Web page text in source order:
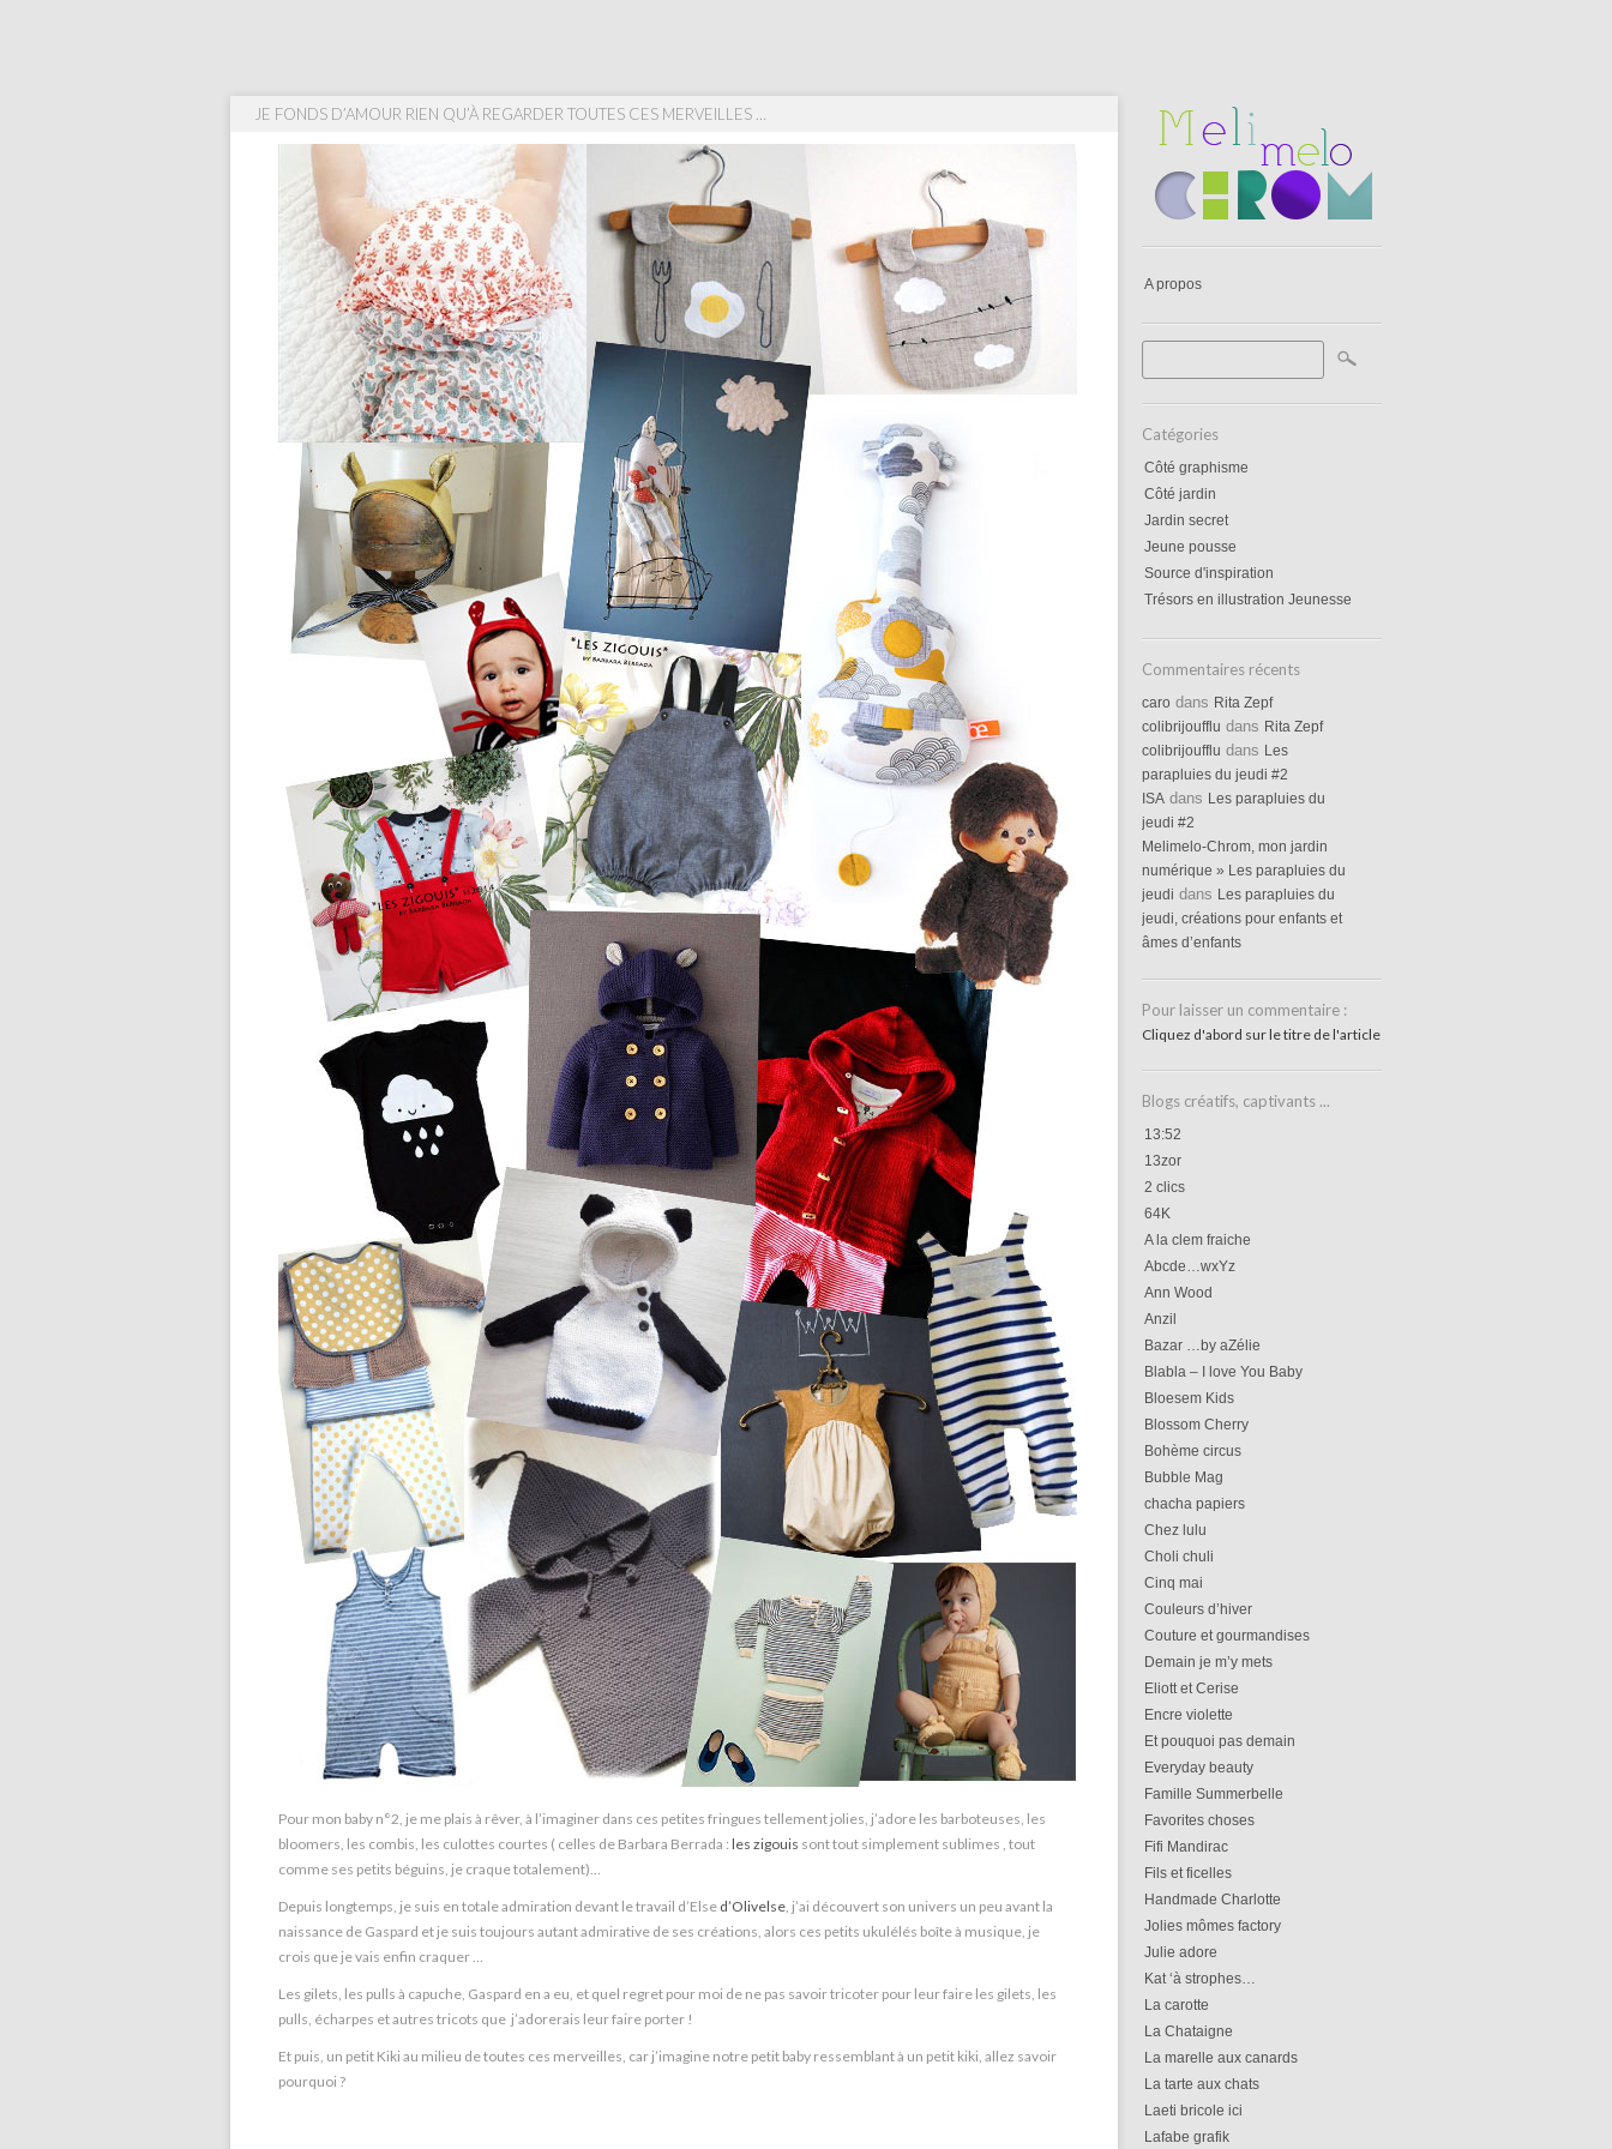
A propos
Catégories
Côté graphisme
Côté jardin
Jardin secret
Jeune pousse
Source d'inspiration
Trésors en illustration Jeunesse
Commentaires récents
caro dans Rita Zepf
colibrijoufflu dans Rita Zepf
colibrijoufflu dans Les
parapluies du jeudi #2
ISA dans Les parapluies du
jeudi #2
Melimelo-Chrom, mon jardin
numérique » Les parapluies du
jeudi dans Les parapluies du
jeudi, créations pour enfants et
âmes d’enfants
Pour laisser un commentaire :
Cliquez d'abord sur le titre de l'article
Blogs créatifs, captivants ...
13:52
13zor
2 clics
64K
A la clem fraiche
Abcde…wxYz
Ann Wood
Anzil
Bazar …by aZélie
Blabla – I love You Baby
Bloesem Kids
Blossom Cherry
Bohème circus
Bubble Mag
chacha papiers
Chez lulu
Choli chuli
Cinq mai
Couleurs d’hiver
Couture et gourmandises
Demain je m’y mets
Eliott et Cerise
Encre violette
Et pouquoi pas demain
Everyday beauty
Famille Summerbelle
Favorites choses
Fifi Mandirac
Fils et ficelles
Handmade Charlotte
Jolies mômes factory
Julie adore
Kat ‘à strophes…
La carotte
La Chataigne
La marelle aux canards
La tarte aux chats
Laeti bricole ici
Lafabe grafik
JE FONDS D’AMOUR RIEN QU’À REGARDER TOUTES CES MERVEILLES …
Pour mon baby n°2, je me plais à rêver, à l’imaginer dans ces petites fringues tellement jolies, j’adore les barboteuses, les
bloomers, les combis, les culottes courtes ( celles de Barbara Berrada : les zigouis sont tout simplement sublimes , tout
comme ses petits béguins, je craque totalement)…
Depuis longtemps, je suis en totale admiration devant le travail d’Else d’Olivelse, j’ai découvert son univers un peu avant la
naissance de Gaspard et je suis toujours autant admirative de ses créations, alors ces petits ukulélés boîte à musique, je
crois que je vais enfin craquer …
Les gilets, les pulls à capuche, Gaspard en a eu, et quel regret pour moi de ne pas savoir tricoter pour leur faire les gilets, les
pulls, écharpes et autres tricots que j’adorerais leur faire porter !
Et puis, un petit Kiki au milieu de toutes ces merveilles, car j’imagine notre petit baby ressemblant à un petit kiki, allez savoir
pourquoi ?